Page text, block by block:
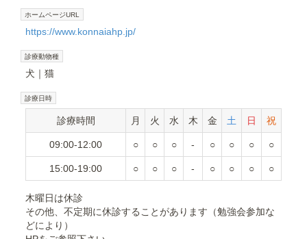
ホームページURL
https://www.konnaiahp.jp/
診療動物種
犬 猫
診療日時
診療時間 月 火 水 木 金 土 日 祝
09:00-12:00 ○ ○ ○ - ○ ○ ○ ○
15:00-19:00 ○ ○ ○ - ○ ○ ○ ○
木曜日は休診
その他、不定期に休診することがあります（勉強会参加な
どにより）